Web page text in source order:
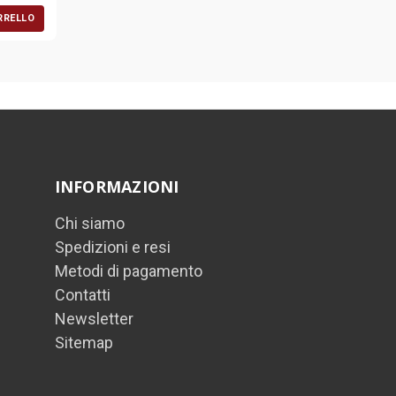
INFORMAZIONI
Chi siamo
Spedizioni e resi
Metodi di pagamento
Contatti
Newsletter
Sitemap